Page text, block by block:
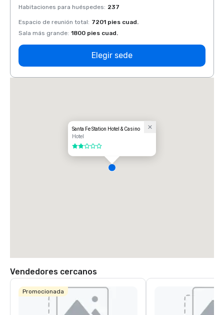
Habitaciones para huéspedes: 237
Espacio de reunión total: 7201 pies cuad.
Sala más grande: 1800 pies cuad.
Elegir sede
Santa Fe Station Hotel & Casino
Hotel
2 de 5
Vendedores cercanos
Promocionada